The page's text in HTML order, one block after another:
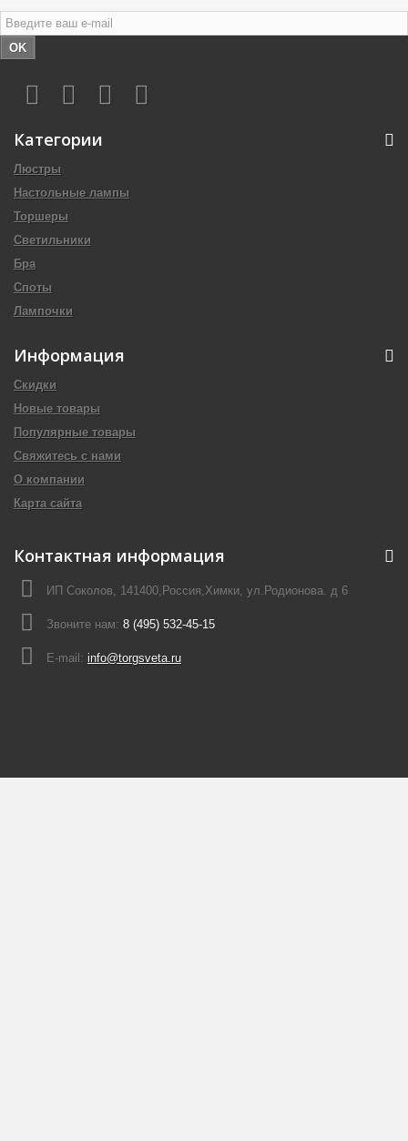
OK
Категории
Люстры
Настольные лампы
Торшеры
Светильники
Бра
Споты
Лампочки
Информация
Скидки
Новые товары
Популярные товары
Свяжитесь с нами
О компании
Карта сайта
Контактная информация
ИП Соколов, 141400,Россия,Химки, ул.Родионова. д 6
Звоните нам: 8 (495) 532-45-15
E-mail: info@torgsveta.ru